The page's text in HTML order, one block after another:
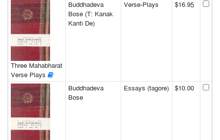
Three Mahabharat
Verse Plays
Buddhadeva
Bose (T: Kanak
Kanti De)
Verse-Plays $16.95
Buddhadeva
Bose
Essays (tagore) $10.00